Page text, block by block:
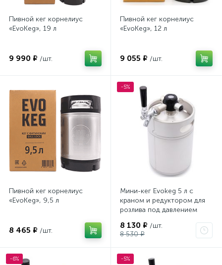
Пивной кег корнелиус
«EvoKeg», 19 л
9 990 ₽ /шт.
Пивной кег корнелиус
«EvoKeg», 12 л
9 055 ₽ /шт.
Пивной кег корнелиус
«EvoKeg», 9,5 л
8 465 ₽ /шт.
-5%
Мини-кег Evokeg 5 л с
краном и редуктором для
розлива под давлением
8 130 ₽ /шт.
8 530 ₽
-6%
-5%